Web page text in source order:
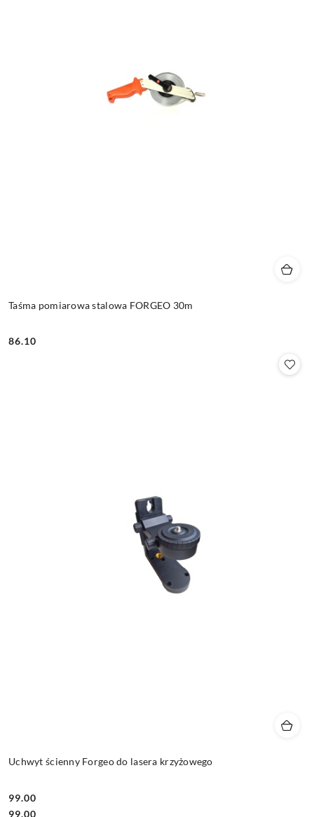
Taśma pomiarowa stalowa FORGEO 30m
Cena:
86.10
Uchwyt ścienny Forgeo do lasera krzyżowego
Cena:
99.00
Cena:
99.00